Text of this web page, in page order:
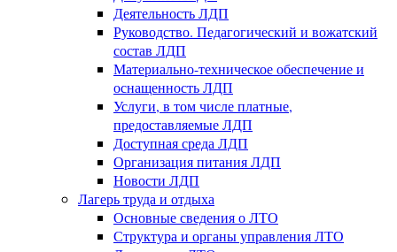
Деятельность ЛДП
Руководство. Педагогический и вожатский
состав ЛДП
Материально-техническое обеспечение и
оснащенность ЛДП
Услуги, в том числе платные,
предоставляемые ЛДП
Доступная среда ЛДП
Организация питания ЛДП
Новости ЛДП
Лагерь труда и отдыха
Основные сведения о ЛТО
Структура и органы управления ЛТО